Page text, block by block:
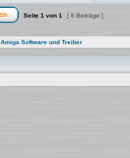
Seite 1 von 1 [ 6 Beiträge ]
Amiga Software und Treiber